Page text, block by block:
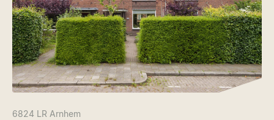
6824 LR Arnhem